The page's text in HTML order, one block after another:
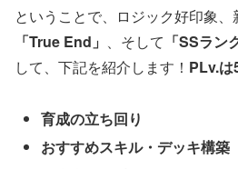
ということで、ロジック好印象、
「True End」 、そして 「SSラン
して、下記を紹介します！ PLv.は
育成の立ち回り
おすすめスキル・デッキ構築